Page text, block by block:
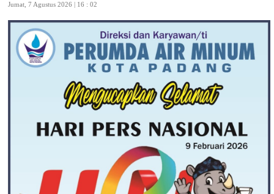
Jumat, 7 Agustus 2026 | 16 : 02